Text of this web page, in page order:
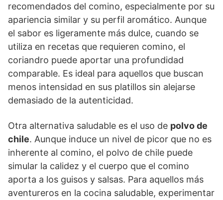
recomendados del comino, especialmente por su
apariencia similar y su perfil aromático. Aunque
el sabor es ligeramente más dulce, cuando se
utiliza en recetas que requieren comino, el
coriandro puede aportar una profundidad
comparable. Es ideal para aquellos que buscan
menos intensidad en sus platillos sin alejarse
demasiado de la autenticidad.
Otra alternativa saludable es el uso de polvo de
chile. Aunque induce un nivel de picor que no es
inherente al comino, el polvo de chile puede
simular la calidez y el cuerpo que el comino
aporta a los guisos y salsas. Para aquellos más
aventureros en la cocina saludable, experimentar